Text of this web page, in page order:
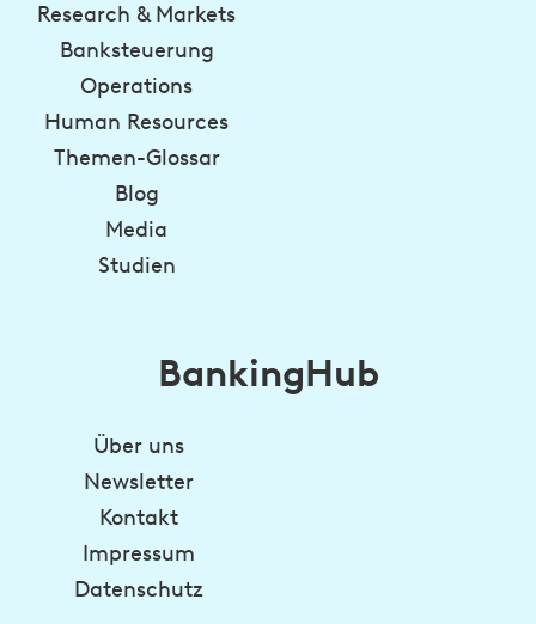
Research & Markets
Banksteuerung
Operations
Human Resources
Themen-Glossar
Blog
Media
Studien
BankingHub
Über uns
Newsletter
Kontakt
Impressum
Datenschutz